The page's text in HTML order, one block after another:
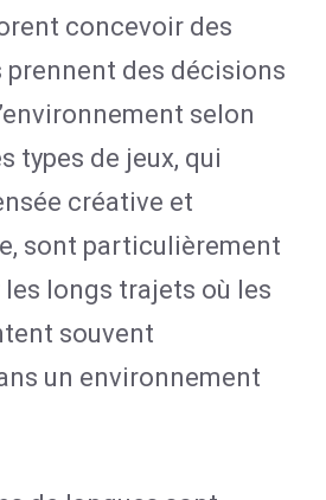
concevoir des
prennent des décisions
selon
types de jeux, qui
créative et
sont particulièrement
longs trajets où les
souvent
un environnement